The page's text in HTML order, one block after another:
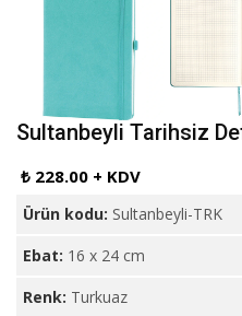
Sultanbeyli Tarihsiz
₺ 228.00 + KDV
Ürün kodu: Sultanbeyli-TRK
Ebat: 16 x 24 cm
Renk: Turkuaz